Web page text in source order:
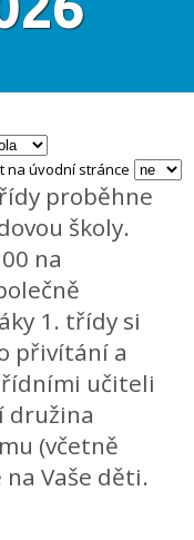
na úvodní stránce
proběhne
školy.
na
1. třídy si
přivítání a
učiteli
družina
(včetně
Vaše děti.